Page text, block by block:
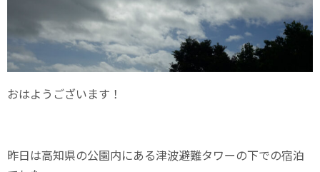
おはようございます！
昨日は高知県の公園内にある津波避難タワーの下での宿泊